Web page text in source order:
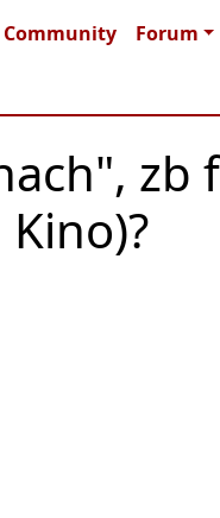
Community Forum
zb